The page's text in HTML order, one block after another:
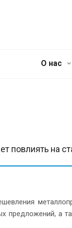
О нас
повлиять на
предложений, а